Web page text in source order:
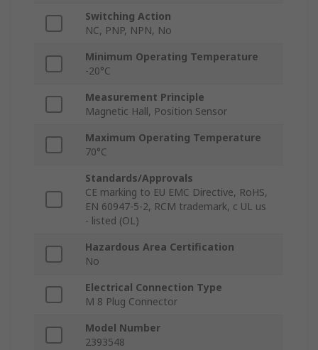
Switching Action
NC, PNP, NPN, No
Minimum Operating Temperature
-20°C
Measurement Principle
Magnetic Hall, Position Sensor
Maximum Operating Temperature
70°C
Standards/Approvals
CE marking to EU EMC Directive, RoHS,
EN 60947-5-2, RCM trademark, c UL us
- listed (OL)
Hazardous Area Certification
No
Electrical Connection Type
M 8 Plug Connector
Model Number
2393548